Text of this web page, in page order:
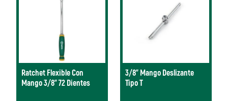
Ratchet Flexible Con
Mango 3/8” 72 Dientes
3/8" Mango Deslizante
Tipo T